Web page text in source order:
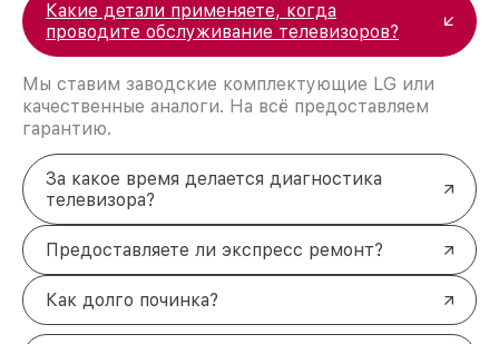
Какие детали применяете, когда
проводите обслуживание телевизоров?
Мы ставим заводские комплектующие LG или
качественные аналоги. На всё предоставляем
гарантию.
За какое время делается диагностика
телевизора?
Предоставляете ли экспресс ремонт?
Как долго починка?